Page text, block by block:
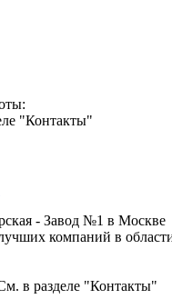
"Контакты"
- Завод №1 в Москве
компаний в
в разделе "Контакты"